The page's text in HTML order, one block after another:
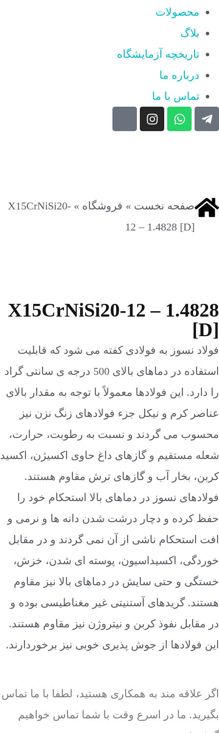
محصولات
بلاگ
تاریخچه آزمایشگاه
درباره ما
تماس با ما
صفحه نخست»فروشگاه»
X15CrNiSi20-
12 – 1.4828 [D]
X15CrNiSi20-12 –
نسوز به فولادی کفته می شود که قابلیت
استفاده در دماهای بالای 500 درجه ی سانتی گراد
این فولادها معمولاً با توجه به مقدار بالای
کرم و نیکل جزء فولادهای زنگ نزن نیز
می گردند و نسبت به رطوبت، حرارت،
مستقیم و گازهای داغ حاوی اکسیژن، اکسید
بخار آب و گازهای ترش مقاوم هستند.
نسوز در دماهای بالا استحکام خود را
کرده و دچار درشت شدن دانه ها و نرمی و
استحکام ناشی از آن نمی گردند و در مقابل
اکسیداسیون، پوسته ای شدن، خزش،
و حتی سایش در دماهای بالا نیز مقاوم
گریدهای آستنیتی غیر مغناطیسی بوده و
نفوذ کربن و نیتروژن نیز مقاوم هستند.
فولادها از جوش پذیری خوبی نیز برخوردارند.
علاقه مند به همکاری هستید، لطفا با ما تماس
ما در اسرع وقت با شما تماس خواهیم